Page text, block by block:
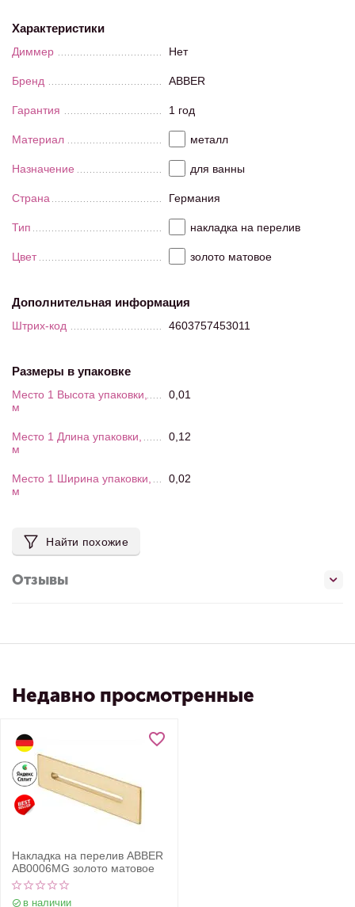
Характеристики
Диммер Нет
Бренд ABBER
Гарантия 1 год
Материал металл
Назначение для ванны
Страна Германия
Тип накладка на перелив
Цвет золото матовое
Дополнительная информация
Штрих-код 4603757453011
Размеры в упаковке
Место 1 Высота упаковки,
м
0,01
Место 1 Длина упаковки,
м
0,12
Место 1 Ширина упаковки,
м
0,02
Найти похожие
Отзывы
Недавно просмотренные
Накладка на перелив ABBER
AB0006MG золото матовое
в наличии